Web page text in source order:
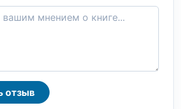
Отправить отзыв